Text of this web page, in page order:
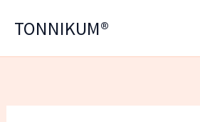
InhaltTONNIKUM®